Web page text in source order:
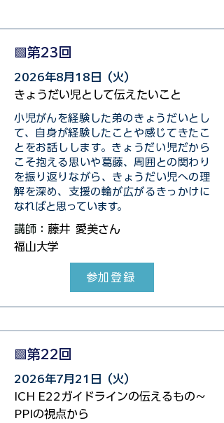
🟩第23回
2026年8月18日（火）
きょうだい児として伝えたいこと
小児がんを経験した弟のきょうだいとし
て、自身が経験したことや感じてきたこ
とをお話しします。きょうだい児だから
こそ抱える思いや葛藤、周囲との関わり
を振り返りながら、きょうだい児への理
解を深め、支援の輪が広がるきっかけに
なればと思っています。
講師： 藤井 愛美さん
福山大学
参加登録
🟩第22回
2026年7月21日（火）
ICH E22ガイドラインの伝えるもの～
PPIの視点から